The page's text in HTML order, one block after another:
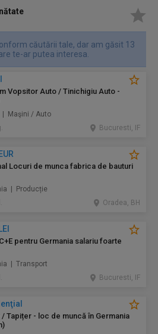
căutării tale, dar am găsit 13
te-ar putea interesa.
Vopsitor Auto / Tinichigiu Auto -
| Maşini / Auto
Bucuresti, IF
Locuri de munca fabrica de bauturi
| Producție
Oradea, BH
pentru Germania salariu foarte
| Transport
Bucuresti, IF
/ Tapițer - loc de muncă în Germania